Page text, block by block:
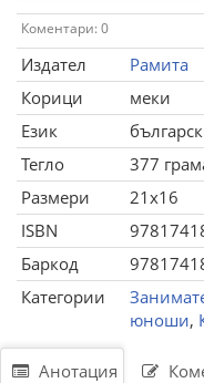
Коментари: 0
Издател
Рамита
Корици
меки
Език
Тегло
377
Размери
21x16
ISBN
Баркод
Категории
юноши,
Анотация